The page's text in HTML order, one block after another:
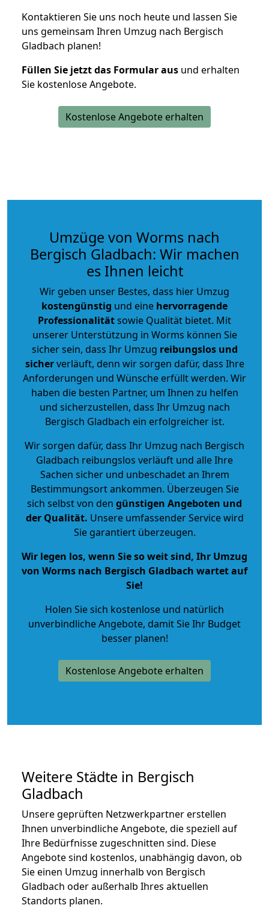
Kontaktieren Sie uns noch heute und lassen Sie
uns gemeinsam Ihren Umzug nach Bergisch
Gladbach planen!
Füllen Sie jetzt das Formular aus und erhalten
Sie kostenlose Angebote.
Kostenlose Angebote erhalten
Umzüge von Worms nach
Bergisch Gladbach: Wir machen
es Ihnen leicht
Wir geben unser Bestes, dass hier Umzug
kostengünstig und eine hervorragende
Professionalitätsowie Qualität bietet. Mit
unserer Unterstützung in Worms können Sie
sicher sein, dass Ihr Umzug reibungslos und
sicherverläuft, denn wir sorgen dafür, dass Ihre
Anforderungen und Wünsche erfüllt werden. Wir
haben die besten Partner, um Ihnen zu helfen
und sicherzustellen, dass Ihr Umzug nach
Bergisch Gladbach ein erfolgreicher ist.
Wir sorgen dafür, dass Ihr Umzug nach Bergisch
Gladbach reibungslos verläuft und alle Ihre
Sachen sicher und unbeschadet an Ihrem
Bestimmungsort ankommen. Überzeugen Sie
sich selbst von den günstigen Angeboten und
der Qualität. Unsere umfassender Service wird
Sie garantiert überzeugen.
Wir legen los, wenn Sie so weit sind, Ihr Umzug
von Worms nach Bergisch Gladbach wartet auf
Sie!
Holen Sie sich kostenlose und natürlich
unverbindliche Angebote, damit Sie Ihr Budget
besser planen!
Kostenlose Angebote erhalten
Weitere Städte in Bergisch
Gladbach
Unsere geprüften Netzwerkpartner erstellen
Ihnen unverbindliche Angebote, die speziell auf
Ihre Bedürfnisse zugeschnitten sind. Diese
Angebote sind kostenlos, unabhängig davon, ob
Sie einen Umzug innerhalb von Bergisch
Gladbach oder außerhalb Ihres aktuellen
Standorts planen.